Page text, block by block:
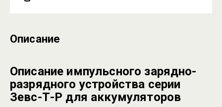
Описание
Описание импульсного зарядно-
разрядного устройства серии
Зевс-Т-Р для аккумуляторов